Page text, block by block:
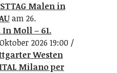
Malen in
am 26.
In Moll – 61.
2026 19:00
Westen
Milano per